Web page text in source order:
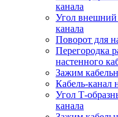
канала
Угол внешний
канала
Поворот для
Перегородка
настенного
Зажим
Кабель-канал
Угол Т-
канала